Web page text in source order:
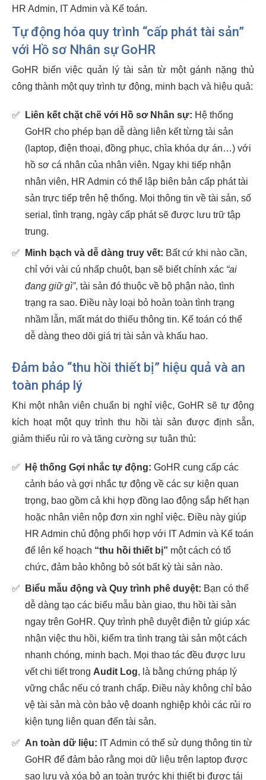
HR Admin, IT Admin và Kế toán.
Tự động hóa quy trình “cấp phát tài sản”
với Hồ sơ Nhân sự GoHR
GoHR biến việc quản lý tài sản từ một gánh nặng thủ
công thành một quy trình tự động, minh bạch và hiệu quả:
✅ Liên kết chặt chẽ với Hồ sơ Nhân sự: Hệ thống
GoHR cho phép bạn dễ dàng liên kết từng tài sản
(laptop, điện thoại, đồng phục, chìa khóa dự án…) với
hồ sơ cá nhân của nhân viên. Ngay khi tiếp nhận
nhân viên, HR Admin có thể lập biên bản cấp phát tài
sản trực tiếp trên hệ thống. Mọi thông tin về tài sản, số
serial, tình trạng, ngày cấp phát sẽ được lưu trữ tập
trung.
✅ Minh bạch và dễ dàng truy vết: Bất cứ khi nào cần,
chỉ với vài cú nhấp chuột, bạn sẽ biết chính xác “ai
đang giữ gì”, tài sản đó thuộc về bộ phận nào, tình
trạng ra sao. Điều này loại bỏ hoàn toàn tình trạng
nhầm lẫn, mất mát do thiếu thông tin. Kế toán có thể
dễ dàng theo dõi giá trị tài sản và khấu hao.
Đảm bảo “thu hồi thiết bị” hiệu quả và an
toàn pháp lý
Khi một nhân viên chuẩn bị nghỉ việc, GoHR sẽ tự động
kích hoạt một quy trình thu hồi tài sản được định sẵn,
giảm thiểu rủi ro và tăng cường sự tuân thủ:
✅ Hệ thống Gợi nhắc tự động: GoHR cung cấp các
cảnh báo và gợi nhắc tự động về các sự kiện quan
trọng, bao gồm cả khi hợp đồng lao động sắp hết hạn
hoặc nhân viên nộp đơn xin nghỉ việc. Điều này giúp
HR Admin chủ động phối hợp với IT Admin và Kế toán
để lên kế hoạch “thu hồi thiết bị” một cách có tổ
chức, đảm bảo không bỏ sót bất kỳ tài sản nào.
✅ Biểu mẫu động và Quy trình phê duyệt: Bạn có thể
dễ dàng tạo các biểu mẫu bàn giao, thu hồi tài sản
ngay trên GoHR. Quy trình phê duyệt điện tử giúp xác
nhận việc thu hồi, kiểm tra tình trạng tài sản một cách
nhanh chóng, minh bạch. Mọi thao tác đều được lưu
vết chi tiết trong Audit Log, là bằng chứng pháp lý
vững chắc nếu có tranh chấp. Điều này không chỉ bảo
vệ tài sản mà còn bảo vệ doanh nghiệp khỏi các rủi ro
kiện tụng liên quan đến tài sản.
✅ An toàn dữ liệu: IT Admin có thể sử dụng thông tin từ
GoHR để đảm bảo rằng mọi dữ liệu trên laptop được
sao lưu và xóa bỏ an toàn trước khi thiết bị được tái